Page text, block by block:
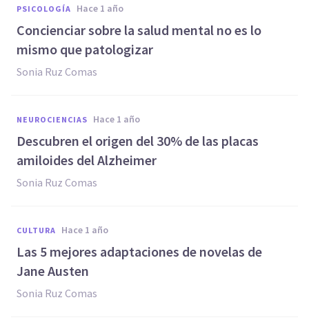
PSICOLOGÍA hace 1 año
Concienciar sobre la salud mental no es lo
mismo que patologizar
Sonia Ruz Comas
NEUROCIENCIAS hace 1 año
Descubren el origen del 30% de las placas
amiloides del Alzheimer
Sonia Ruz Comas
CULTURA hace 1 año
Las 5 mejores adaptaciones de novelas de
Jane Austen
Sonia Ruz Comas